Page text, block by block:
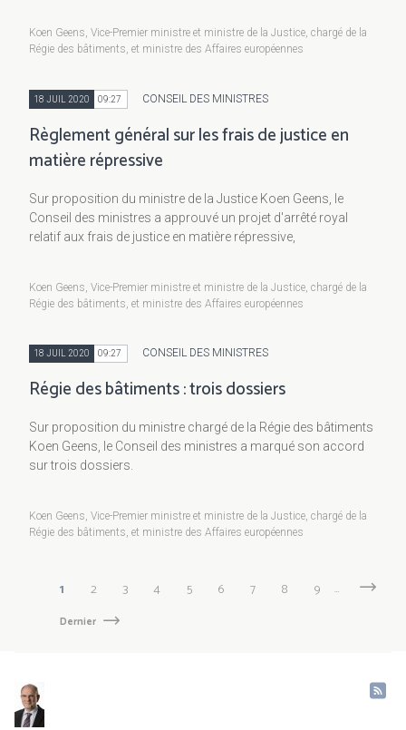
Koen Geens, Vice-Premier ministre et ministre de la Justice, chargé de la
Régie des bâtiments, et ministre des Affaires européennes
18 JUIL 2020 09:27 CONSEIL DES MINISTRES
Règlement général sur les frais de justice en
matière répressive
Sur proposition du ministre de la Justice Koen Geens, le
Conseil des ministres a approuvé un projet d'arrêté royal
relatif aux frais de justice en matière répressive,
Koen Geens, Vice-Premier ministre et ministre de la Justice, chargé de la
Régie des bâtiments, et ministre des Affaires européennes
18 JUIL 2020 09:27 CONSEIL DES MINISTRES
Régie des bâtiments : trois dossiers
Sur proposition du ministre chargé de la Régie des bâtiments
Koen Geens, le Conseil des ministres a marqué son accord
sur trois dossiers.
Koen Geens, Vice-Premier ministre et ministre de la Justice, chargé de la
Régie des bâtiments, et ministre des Affaires européennes
PaginationPage
1 Page
2 Page
3 Page
4 Page
5 Page
6 Page
7 Page
8 Page
9 …
Page
Next
Dernière
Dernier